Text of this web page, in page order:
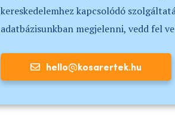
kereskedelemhez kapcsolódó
adatbázisunkban megjelenni, vedd fel
hello@kosarertek.hu